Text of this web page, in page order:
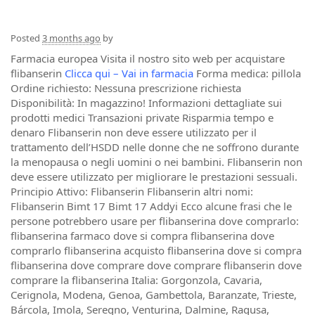
Posted 3 months ago by
Farmacia europea Visita il nostro sito web per acquistare
flibanserin Clicca qui – Vai in farmacia Forma medica: pillola
Ordine richiesto: Nessuna prescrizione richiesta
Disponibilità: In magazzino! Informazioni dettagliate sui
prodotti medici Transazioni private Risparmia tempo e
denaro Flibanserin non deve essere utilizzato per il
trattamento dell’HSDD nelle donne che ne soffrono durante
la menopausa o negli uomini o nei bambini. Flibanserin non
deve essere utilizzato per migliorare le prestazioni sessuali.
Principio Attivo: Flibanserin Flibanserin altri nomi:
Flibanserin Bimt 17 Bimt 17 Addyi Ecco alcune frasi che le
persone potrebbero usare per flibanserina dove comprarlo:
flibanserina farmaco dove si compra flibanserina dove
comprarlo flibanserina acquisto flibanserina dove si compra
flibanserina dove comprare dove comprare flibanserin dove
comprare la flibanserina Italia: Gorgonzola, Cavaria,
Cerignola, Modena, Genoa, Gambettola, Baranzate, Trieste,
Bárcola, Imola, Seregno, Venturina, Dalmine, Ragusa,